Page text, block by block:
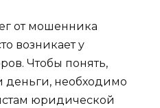
от мошенника
возникает у
Чтобы понять,
деньги, необходимо
юридической